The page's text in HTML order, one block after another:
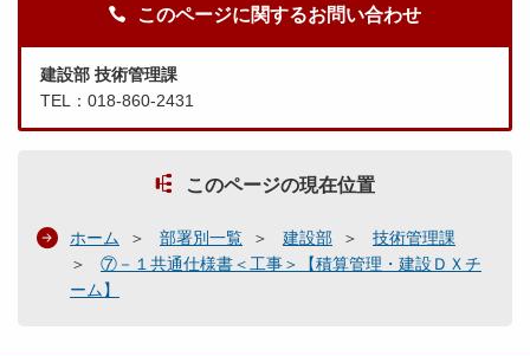
このページに関するお問い合わせ
建設部 技術管理課
TEL：018-860-2431
このページの現在位置
ホーム 部署別一覧 建設部
技術管理課
⑦－１共通仕様書＜工事＞【積算管理・建設ＤＸチ
ーム】